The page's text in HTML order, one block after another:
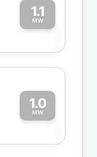
1.1
MW1
1.0
MW1